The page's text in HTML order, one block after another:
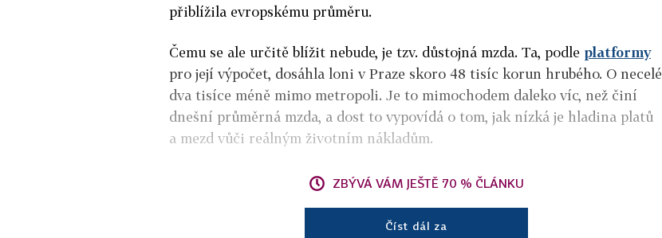
přiblížila evropskému průměru.
Čemu se ale určitě blížit nebude, je tzv. důstojná mzda. Ta, podle platformy
pro její výpočet, dosáhla loni v Praze skoro 48 tisíc korun hrubého. O necelé
dva tisíce méně mimo metropoli. Je to mimochodem daleko víc, než činí
dnešní průměrná mzda, a dost to vypovídá o tom, jak nízká je hladina platů
a mezd vůči reálným životním nákladům.
ZBÝVÁ VÁM JEŠTĚ 70 % ČLÁNKU
Číst dál za